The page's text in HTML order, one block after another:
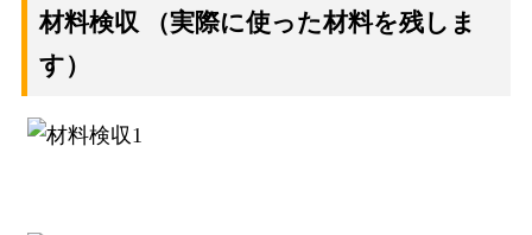
材料検収 （実際に使った材料を残しま
す）